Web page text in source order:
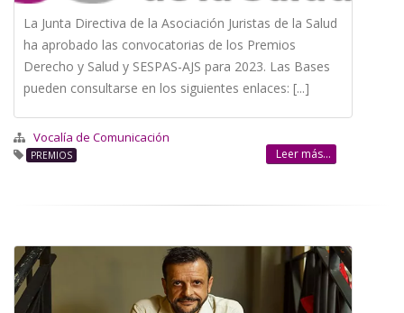
La Junta Directiva de la Asociación Juristas de la Salud
ha aprobado las convocatorias de los Premios
Derecho y Salud y SESPAS-AJS para 2023. Las Bases
pueden consultarse en los siguientes enlaces: [...]
Vocalía de Comunicación
PREMIOS Leer más...